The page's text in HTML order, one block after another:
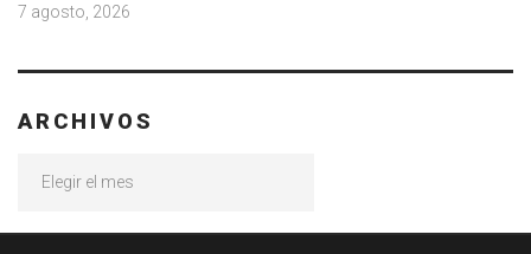
7 agosto, 2026
ARCHIVOS